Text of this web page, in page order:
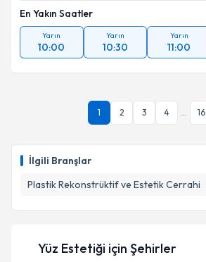
İlgili Branşlar
Plastik Rekonstrüktif ve Estetik Cerrahi
En Yakın Saatler
Yarın
10:00
Yarın
10:30
Yarın
11:00
1 2 3 4 ... 16
Yüz Estetiği için Şehirler